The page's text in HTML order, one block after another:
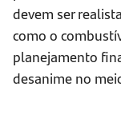
devem ser
como o
planejamento
desanime no